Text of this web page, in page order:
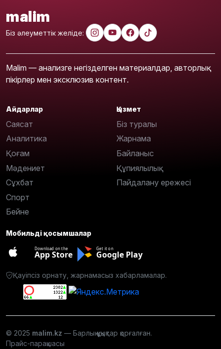
malim
Біз әлеуметтік желіде:
Malim — анализге негізделген материалдар, авторлық
пікірлер мен эксклюзив контент.
Айдарлар
Саясат
Аналитика
Қоғам
Мәдениет
Сұхбат
Спорт
Бейне
Қызмет
Біз туралы
Жарнама
Байланыс
Құпиялылық
Пайдалану ережесі
Мобильді қосымшалар
Download on the
App Store
Get it on
Google Play
Қауіпсіз орнату, жарнамасыз хабарламалар.
© 2025 malim.kz — Барлық құқықтар қорғалған.
Прайс-парақшасы